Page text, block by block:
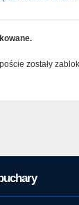
zostały